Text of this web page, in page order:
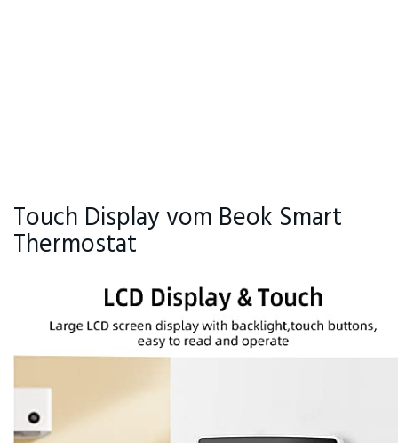
Touch Display vom Beok Smart
Thermostat